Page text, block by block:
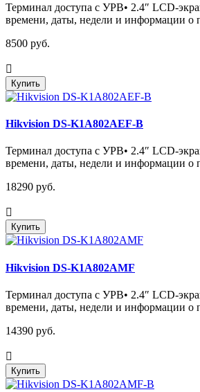
Терминал доступа с УРВ• 2.4″ LCD-
времени, даты, недели и информации о
8500 руб.
Купить
Hikvision DS-K1A802AEF-B
Терминал доступа с УРВ• 2.4″ LCD-
времени, даты, недели и информации о
18290 руб.
Купить
Hikvision DS-K1A802AMF
Терминал доступа с УРВ• 2.4″ LCD-
времени, даты, недели и информации о
14390 руб.
Купить